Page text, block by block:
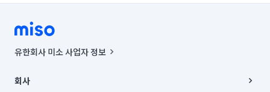
유한회사 미소 사업자 정보
00019 |
회사